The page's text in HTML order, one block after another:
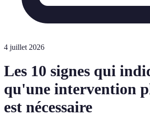
4 juillet 2026
Les 10 signes qui
qu'une intervention
est nécessaire